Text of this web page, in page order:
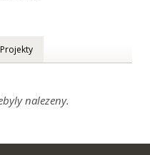
Projekty
nalezeny.